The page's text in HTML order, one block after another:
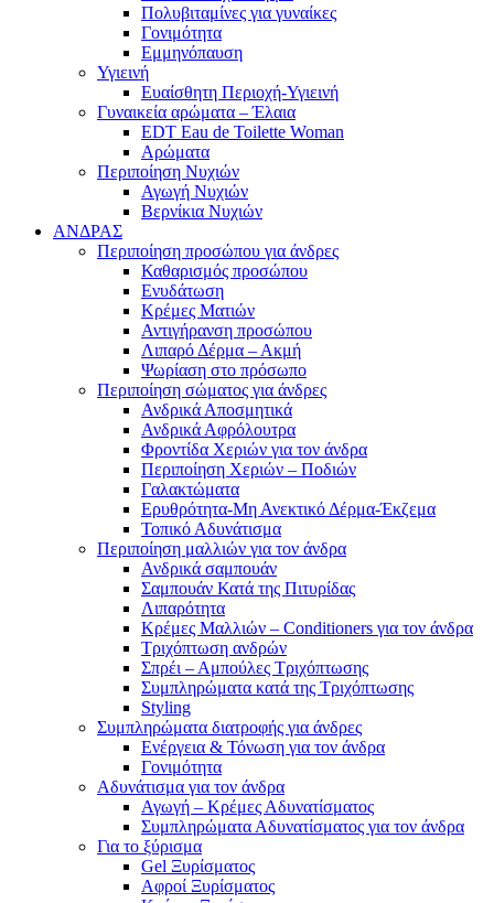
Πολυβιταμίνες για γυναίκες
Γονιμότητα
Εμμηνόπαυση
Υγιεινή
Ευαίσθητη Περιοχή-Υγιεινή
Γυναικεία αρώματα – Έλαια
EDT Eau de Toilette Woman
Αρώματα
Περιποίηση Νυχιών
Αγωγή Νυχιών
Βερνίκια Νυχιών
ΑΝΔΡΑΣ
Περιποίηση προσώπου για άνδρες
Καθαρισμός προσώπου
Ενυδάτωση
Κρέμες Ματιών
Αντιγήρανση προσώπου
Λιπαρό Δέρμα – Ακμή
Ψωρίαση στο πρόσωπο
Περιποίηση σώματος για άνδρες
Ανδρικά Αποσμητικά
Ανδρικά Αφρόλουτρα
Φροντίδα Χεριών για τον άνδρα
Περιποίηση Χεριών – Ποδιών
Γαλακτώματα
Ερυθρότητα-Μη Ανεκτικό Δέρμα-Έκζεμα
Τοπικό Αδυνάτισμα
Περιποίηση μαλλιών για τον άνδρα
Ανδρικά σαμπουάν
Σαμπουάν Κατά της Πιτυρίδας
Λιπαρότητα
Κρέμες Μαλλιών – Conditioners για τον άνδρα
Τριχόπτωση ανδρών
Σπρέι – Αμπούλες Τριχόπτωσης
Συμπληρώματα κατά της Τριχόπτωσης
Styling
Συμπληρώματα διατροφής για άνδρες
Ενέργεια & Τόνωση για τον άνδρα
Γονιμότητα
Αδυνάτισμα για τον άνδρα
Αγωγή – Κρέμες Αδυνατίσματος
Συμπληρώματα Αδυνατίσματος για τον άνδρα
Για το ξύρισμα
Gel Ξυρίσματος
Αφροί Ξυρίσματος